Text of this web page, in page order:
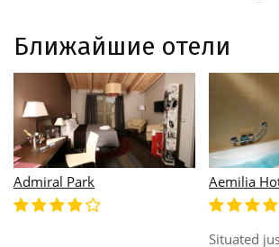
Ближайшие отели
Admiral Park Aemilia
Situated